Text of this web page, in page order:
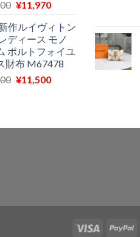
で
た。
¥11,580
す。
元
価
格
は
¥16,500
で
¥11,970現
の
価
格
は
¥11,970
作ルイヴィトン
ディース モノ
ポルトフォイユ
財布 M67478
元
は
¥11,500現
格